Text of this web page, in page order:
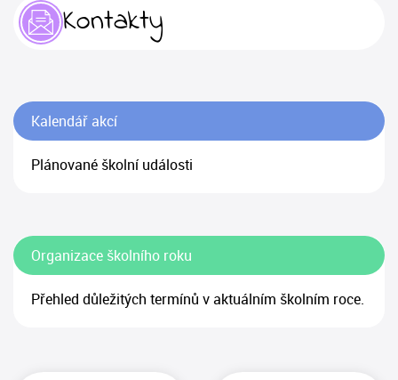
Kontakty
Kalendář akcí
Plánované školní události
Organizace školního roku
Přehled důležitých termínů v aktuálním školním roce.